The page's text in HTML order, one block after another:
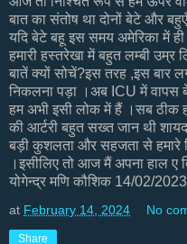
बात का संतोष था दोनों बेटे और
यदि बेटे बहू इस समय अमेरिका में
हमारी हस्तरेखा में बहुत लम्बी
बातें क्यों सोचें?इस तरह ,इस
निकलना पड़ा ।अब ICU में वापस
हम अभी इसी लोक में हैं ।सब ठीक
की आर्टरी बहुत सख्त जान थी
बड़ी कुशलता और सहजता से हमारे
।इसीलिए तो आज मैं अपना हाल
योगेन्द्र मणि कौशिक 14/02/2023
at February 14, 2024 No
Share